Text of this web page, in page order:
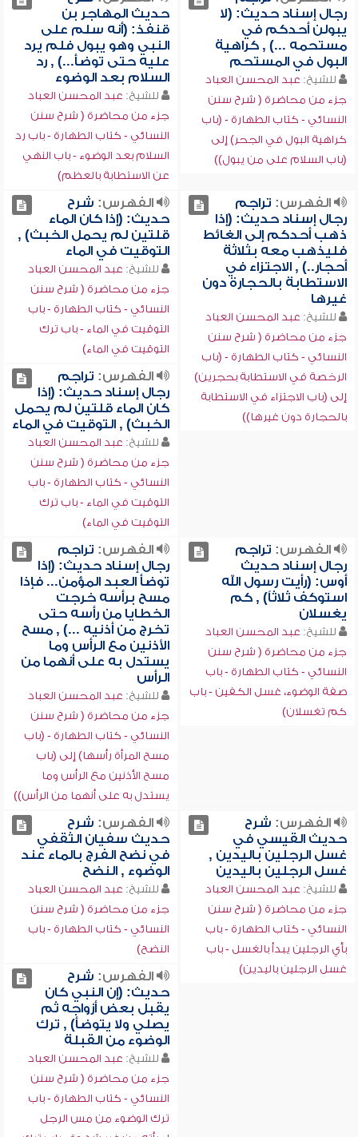
رجال إسناد حديث: (لا
يبولن أحدكم في
مستحمه ...) , كراهية
البول في المستحم
للشيخ: عبد المحسن العباد
جزء من محاضرة ( شرح سنن
النسائي - كتاب الطهارة - (باب
كراهية البول في الجحر) إلى
(باب السلام على من يبول))
حديث المهاجر بن
قنفذ: (أنه سلم على
النبي وهو يبول فلم يرد
عليه حتى توضأ...) , رد
السلام بعد الوضوء
للشيخ: عبد المحسن العباد
جزء من محاضرة ( شرح سنن
النسائي - كتاب الطهارة - باب رد
السلام بعد الوضوء - باب النهي
عن الاستطابة بالعظم)
الفهرس: تراجم
رجال إسناد حديث: (إذا
ذهب أحدكم إلى الغائط
فليذهب معه بثلاثة
أحجار..) , الاجتزاء في
الاستطابة بالحجارة دون
غيرها
للشيخ: عبد المحسن العباد
جزء من محاضرة ( شرح سنن
النسائي - كتاب الطهارة - (باب
الرخصة في الاستطابة بحجرين)
إلى (باب الاجتزاء في الاستطابة
بالحجارة دون غيرها))
الفهرس: شرح
حديث: (إذا كان الماء
قلتين لم يحمل الخبث) ,
التوقيت في الماء
للشيخ: عبد المحسن العباد
جزء من محاضرة ( شرح سنن
النسائي - كتاب الطهارة - باب
التوقيت في الماء - باب ترك
التوقيت في الماء)
الفهرس: تراجم
رجال إسناد حديث: (إذا
كان الماء قلتين لم يحمل
الخبث) , التوقيت في الماء
للشيخ: عبد المحسن العباد
جزء من محاضرة ( شرح سنن
النسائي - كتاب الطهارة - باب
التوقيت في الماء - باب ترك
التوقيت في الماء)
الفهرس: تراجم
رجال إسناد حديث
أوس: (رأيت رسول الله
استوكف ثلاثاً) , كم
يغسلان
للشيخ: عبد المحسن العباد
جزء من محاضرة ( شرح سنن
النسائي - كتاب الطهارة - باب
صفة الوضوء، غسل الكفين - باب
كم تغسلان)
الفهرس: تراجم
رجال إسناد حديث: (إذا
توضأ العبد المؤمن... فإذا
مسح برأسه خرجت
الخطايا من رأسه حتى
تخرج من أذنيه ...) , مسح
الأذنين مع الرأس وما
يستدل به على أنهما من
الرأس
للشيخ: عبد المحسن العباد
جزء من محاضرة ( شرح سنن
النسائي - كتاب الطهارة - (باب
مسح المرأة رأسها) إلى (باب
مسح الأذنين مع الرأس وما
يستدل به على أنهما من الرأس))
الفهرس: شرح
حديث القيسي في
غسل الرجلين باليدين ,
غسل الرجلين باليدين
للشيخ: عبد المحسن العباد
جزء من محاضرة ( شرح سنن
النسائي - كتاب الطهارة - باب
بأي الرجلين يبدأ بالغسل - باب
غسل الرجلين باليدين)
الفهرس: شرح
حديث سفيان الثقفي
في نضح الفرج بالماء عند
الوضوء , النضح
للشيخ: عبد المحسن العباد
جزء من محاضرة ( شرح سنن
النسائي - كتاب الطهارة - باب
النضح)
الفهرس: شرح
حديث: (إن النبي كان
يقبل بعض أزواجه ثم
يصلي ولا يتوضأ) , ترك
الوضوء من القبلة
للشيخ: عبد المحسن العباد
جزء من محاضرة ( شرح سنن
النسائي - كتاب الطهارة - باب
ترك الوضوء من مس الرجل